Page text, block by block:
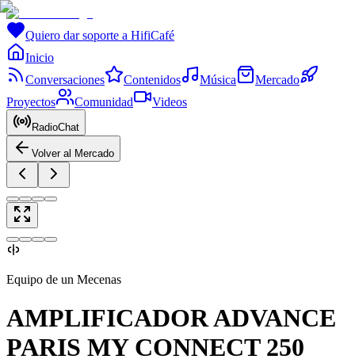
Quiero dar soporte a HifiCafé
Inicio
Conversaciones
Contenidos Música
Mercado
Proyectos
Comunidad Videos
RadioChat
Volver al Mercado
Equipo de un Mecenas
AMPLIFICADOR ADVANCE
PARIS MY CONNECT 250